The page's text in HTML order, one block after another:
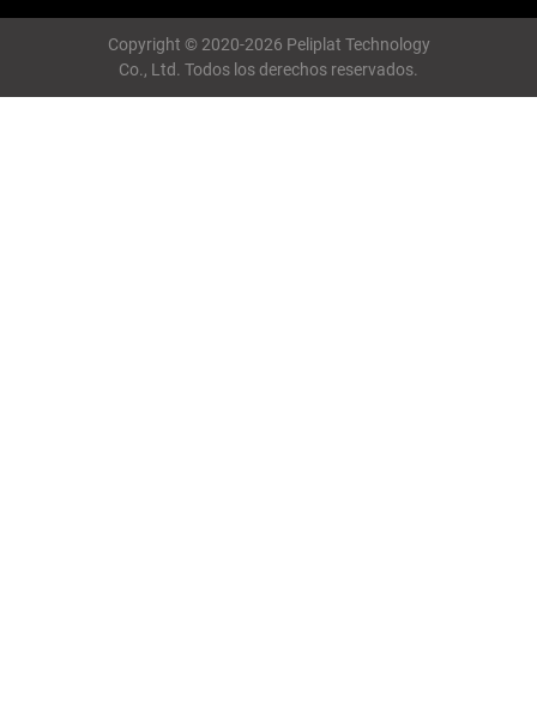
Copyright © 2020-2026 Peliplat Technology
Co., Ltd. Todos los derechos reservados.